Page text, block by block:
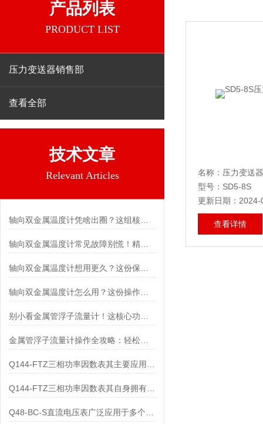
产品列表
PRODUCT LIST
压力变送器销售部
查看全部
技术文章
Relevant Articles
轴向双金属温度计凭啥出圈？这组核心特点给出了答案
轴向双金属温度计常见故障别慌！精准定位，轻松搞定难题
轴向双金属温度计怎么用？这份操作指南，新手也能快速拿捏！
金属管浮子流量计操作全攻略：轻松拿捏，精准掌控每一步！
Q144-FTZ三相功率因数表其自身拥有怎样的功能呢？
名称：压力变送
型号：SD5-8S
更新日期：2024-
查看详情